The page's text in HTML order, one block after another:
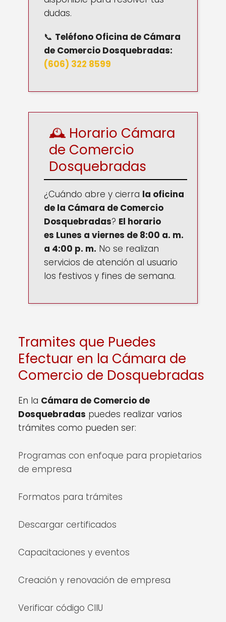
dudas.
📞 Teléfono Oficina de Cámara
de Comercio Dosquebradas:
(606) 322 8599
🕰️ Horario Cámara
de Comercio
Dosquebradas
¿Cuándo abre y cierra la oficina
de la Cámara de Comercio
Dosquebradas? El horario
es Lunes a viernes de 8:00 a. m.
a 4:00 p. m. No se realizan
servicios de atención al usuario
los festivos y fines de semana.
Tramites que Puedes
Efectuar en la Cámara de
Comercio de Dosquebradas
En la Cámara de Comercio de
Dosquebradas puedes realizar varios
trámites como pueden ser:
Programas con enfoque para propietarios
de empresa
Formatos para trámites
Descargar certificados
Capacitaciones y eventos
Creación y renovación de empresa
Verificar código CIIU